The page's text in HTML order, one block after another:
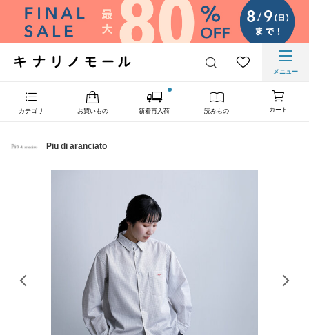
メニュー
カテゴリ お買いもの 新着再入荷 読みもの カート
Piu di aranciato